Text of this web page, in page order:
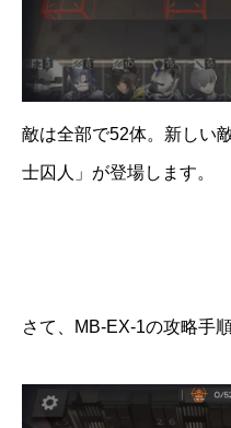
敵は全部で52体。新しい
士囚人」が登場します。
さて、MB-EX-1の攻略手